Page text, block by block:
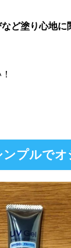
ど塗り心地に
プルでオ